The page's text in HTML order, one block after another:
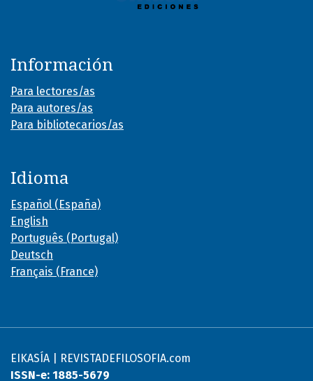
Información
Para lectores/as
Para autores/as
Para bibliotecarios/as
Idioma
Español (España)
English
Português (Portugal)
Deutsch
Français (France)
EIKASÍA | REVISTADEFILOSOFIA.com
ISSN-e: 1885-5679